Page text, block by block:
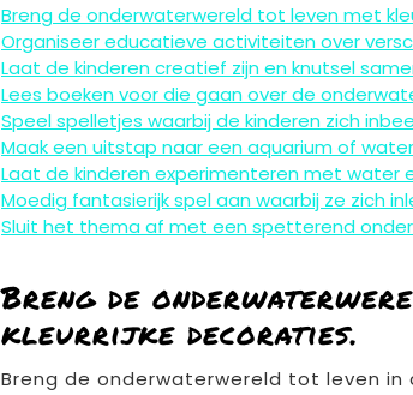
Breng de onderwaterwereld tot leven met
Organiseer educatieve activiteiten over
Laat de kinderen creatief zijn en knutsel
Lees boeken voor die gaan over de
Speel spelletjes waarbij de kinderen zich
Maak een uitstap naar een aquarium of
Laat de kinderen experimenteren met water
Moedig fantasierijk spel aan waarbij ze zich
Sluit het thema af met een spetterend
Breng de
kleurrijke decoraties.
Breng de onderwaterwereld tot leven in